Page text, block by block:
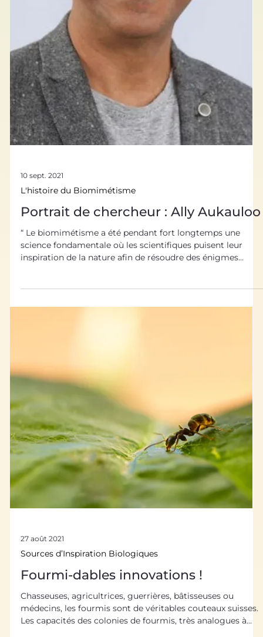
Portrait de chercheur : Ally Aukauloo
“ Le biomimétisme a été pendant fort longtemps une
science fondamentale où les scientifiques puisent leur
inspiration de la nature afin de résoudre des énigmes
scientifiques . Bioxegy était le chaînon manquant pour
connecter ce domaine et la recherche appliquée. Bioxegy
s’impose comme une plateforme privilégiée pour relier la
recherche fondamentale et les applications industrielles
pour un monde durable .” Ally Aukauloo, Professeur à
l'Université Paris-Saclay Quelques mots su